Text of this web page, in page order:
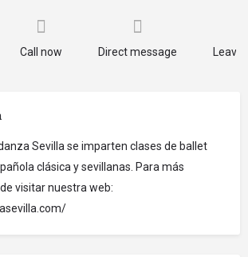
Call now Direct message
Sevilla se imparten clases de ballet
clásica y sevillanas. Para más
visitar nuestra web: